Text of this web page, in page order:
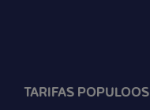
TARIFAS POPULOOS